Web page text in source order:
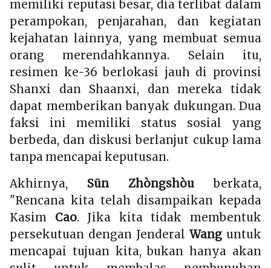
memiliki reputasi besar, dia terlibat dalam
perampokan, penjarahan, dan kegiatan
kejahatan lainnya, yang membuat semua
orang merendahkannya. Selain itu,
resimen ke-36 berlokasi jauh di provinsi
Shanxi dan Shaanxi, dan mereka tidak
dapat memberikan banyak dukungan. Dua
faksi ini memiliki status sosial yang
berbeda, dan diskusi berlanjut cukup lama
tanpa mencapai keputusan.
Akhirnya, Sūn Zhòngshòu berkata,
"Rencana kita telah disampaikan kepada
Kasim Cao. Jika kita tidak membentuk
persekutuan dengan Jenderal Wang untuk
mencapai tujuan kita, bukan hanya akan